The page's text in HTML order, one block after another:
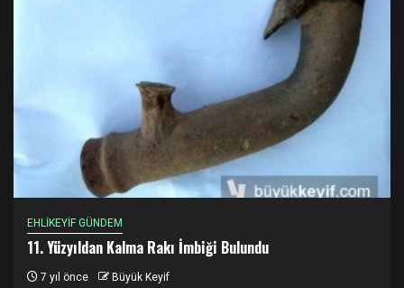
EHLİKEYİF GÜNDEM
11. Yüzyıldan Kalma Rakı İmbiği Bulundu
7 yıl önce Büyük Keyif